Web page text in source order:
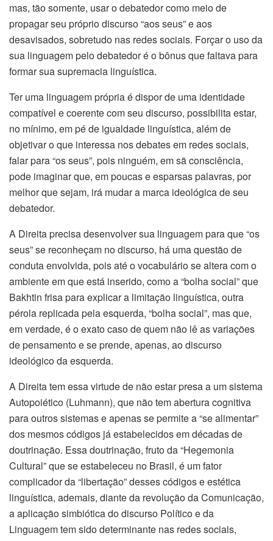
mas, tão somente, usar o debatedor como meio de
propagar seu próprio discurso “aos seus” e aos
desavisados, sobretudo nas redes sociais. Forçar o uso da
sua linguagem pelo debatedor é o bônus que faltava para
formar sua supremacia linguística.
Ter uma linguagem própria é dispor de uma identidade
compatível e coerente com seu discurso, possibilita estar,
no mínimo, em pé de igualdade linguística, além de
objetivar o que interessa nos debates em redes sociais,
falar para “os seus”, pois ninguém, em sã consciência,
pode imaginar que, em poucas e esparsas palavras, por
melhor que sejam, irá mudar a marca ideológica de seu
debatedor.
A Direita precisa desenvolver sua linguagem para que “os
seus” se reconheçam no discurso, há uma questão de
conduta envolvida, pois até o vocabulário se altera com o
ambiente em que está inserido, como a “bolha social” que
Bakhtin frisa para explicar a limitação linguística, outra
pérola replicada pela esquerda, “bolha social”, mas que,
em verdade, é o exato caso de quem não lê as variações
de pensamento e se prende, apenas, ao discurso
ideológico da esquerda.
A Direita tem essa virtude de não estar presa a um sistema
Autopoiético (Luhmann), que não tem abertura cognitiva
para outros sistemas e apenas se permite a “se alimentar”
dos mesmos códigos já estabelecidos em décadas de
doutrinação. Essa doutrinação, fruto da “Hegemonia
Cultural” que se estabeleceu no Brasil, é um fator
complicador da “libertação” desses códigos e estética
linguística, ademais, diante da revolução da Comunicação,
a aplicação simbiótica do discurso Político e da
Linguagem tem sido determinante nas redes sociais,